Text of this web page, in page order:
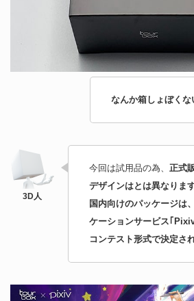
なんか箱しょぼくな
今回は試用品の為、 正式
デザインはとは異なります
国内向けのパッケージは
ケーションサービス｢
コンテスト形式で決定さ